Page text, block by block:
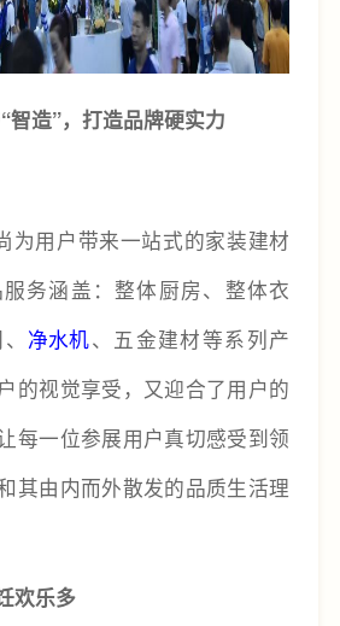
智造”，打造品牌硬实力
用户带来一站式的家装建材
务涵盖：整体厨房、整体衣
净水机、五金建材等系列产
的视觉享受，又迎合了用户的
每一位参展用户真切感受到领
其由内而外散发的品质生活理
欢乐多